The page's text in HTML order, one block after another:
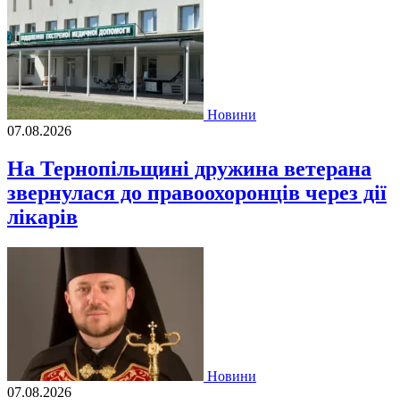
Новини
07.08.2026
На Тернопільщині дружина ветерана
звернулася до правоохоронців через дії
лікарів
Новини
07.08.2026